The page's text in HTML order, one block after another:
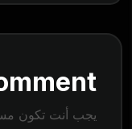
يجب أنت تكون